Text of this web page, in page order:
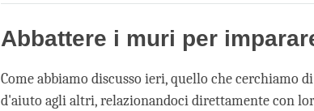
on
facebook
Abbattere i muri per
Come abbiamo discusso ieri, quello che cerchiamo
d'aiuto agli altri, relazionandoci direttamente con